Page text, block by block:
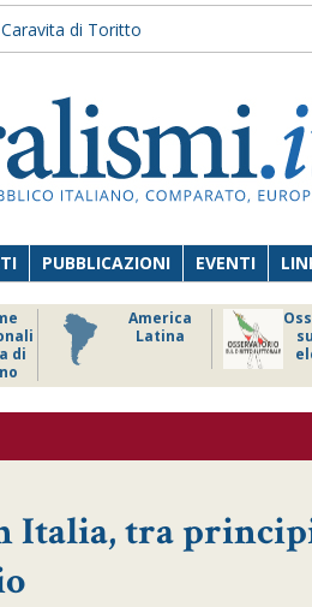
di Toritto
PUBBLICAZIONI EVENTI
di
America
Latina
Italia, tra